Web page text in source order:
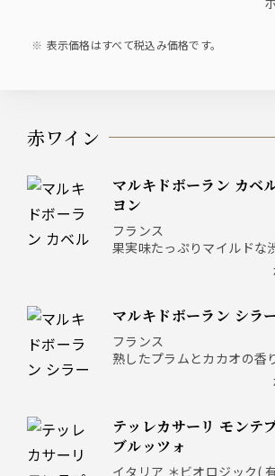
表示価格はすべて税込み価格です。
赤ワイン
マルキドボーラン カベルネソーヴィニ
ヨン
フランス
果実味たっぷりマイルドな
マルキドボーラン シラ
フランス
熟したプラムとカカオの香
テッレカサーリ モンテプルチアーノ ダ
ブルッツォ
イタリア ＊ビオロジック(